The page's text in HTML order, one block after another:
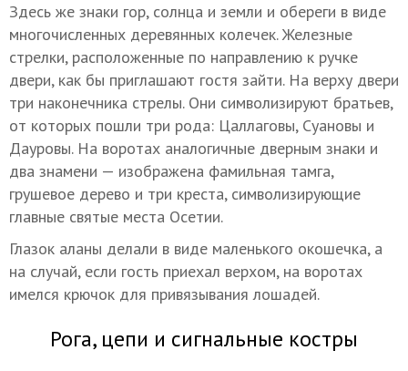
Здесь же знаки гор, солнца и земли и обереги в виде
многочисленных деревянных колечек. Железные
стрелки, расположенные по направлению к ручке
двери, как бы приглашают гостя зайти. На верху двери
три наконечника стрелы. Они символизируют братьев,
от которых пошли три рода: Цаллаговы, Суановы и
Дауровы. На воротах аналогичные дверным знаки и
два знамени — изображена фамильная тамга,
грушевое дерево и три креста, символизирующие
главные святые места Осетии.
Глазок аланы делали в виде маленького окошечка, а
на случай, если гость приехал верхом, на воротах
имелся крючок для привязывания лошадей.
Рога, цепи и сигнальные костры